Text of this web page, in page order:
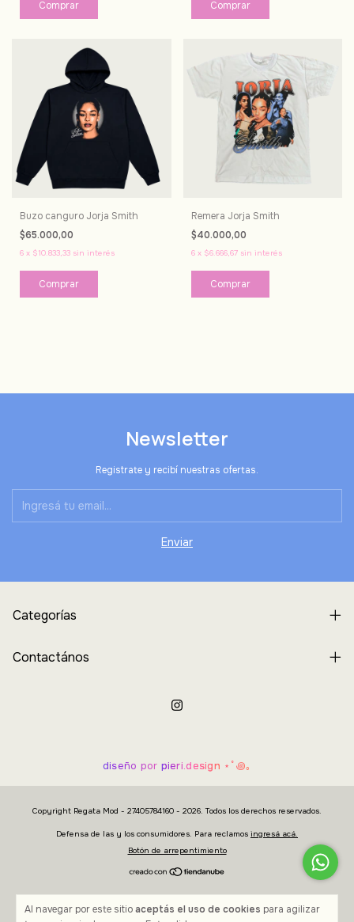
Al navegar por este sitioaceptás el uso de cookies para agilizar
Comprar Comprar
Buzo canguro Jorja Smith
$65.000,00
6 x $10.833,33 sin interés
Comprar
Remera Jorja Smith
$40.000,00
6 x $6.666,67 sin interés
Comprar
Newsletter
Registrate y recibí nuestras ofertas.
Categorías
Contactános
diseño por pieri.design ⋆˚꩜｡
Copyright Regata Mod - 27405784160 - 2026. Todos los derechos reservados.
Defensa de las y los consumidores. Para reclamos ingresá acá.
Botón de arrepentimiento